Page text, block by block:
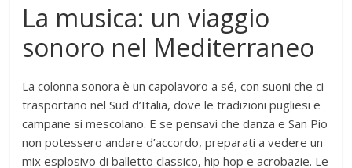
La musica: un viaggio
sonoro nel Mediterraneo
La colonna sonora è un capolavoro a sé, con suoni che ci
trasportano nel Sud d’Italia, dove le tradizioni pugliesi e
campane si mescolano. E se pensavi che danza e San Pio
non potessero andare d’accordo, preparati a vedere un
mix esplosivo di balletto classico, hip hop e acrobazie. Le